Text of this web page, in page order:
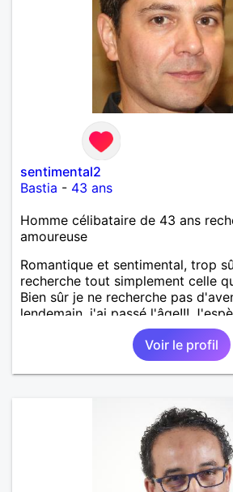
sentimental2
Bastia - 43 ans
Homme célibataire de 43 ans
amoureuse
Romantique et sentimental, trop
recherche tout simplement celle
Bien sûr je ne recherche pas
lendemain, j'ai passé l'âge!!!
Voir le profil